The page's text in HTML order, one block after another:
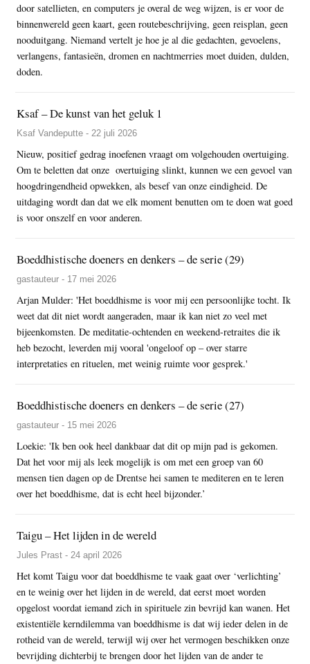
door satellieten, en computers je overal de weg wijzen, is er voor de
binnenwereld geen kaart, geen routebeschrijving, geen reisplan, geen
nooduitgang. Niemand vertelt je hoe je al die gedachten, gevoelens,
verlangens, fantasieën, dromen en nachtmerries moet duiden, dulden,
doden.
Ksaf – De kunst van het geluk 1
Ksaf Vandeputte - 22 juli 2026
Nieuw, positief gedrag inoefenen vraagt om volgehouden overtuiging.
Om te beletten dat onze overtuiging slinkt, kunnen we een gevoel van
hoogdringendheid opwekken, als besef van onze eindigheid. De
uitdaging wordt dan dat we elk moment benutten om te doen wat goed
is voor onszelf en voor anderen.
Boeddhistische doeners en denkers – de serie (29)
gastauteur - 17 mei 2026
Arjan Mulder: 'Het boeddhisme is voor mij een persoonlijke tocht. Ik
weet dat dit niet wordt aangeraden, maar ik kan niet zo veel met
bijeenkomsten. De meditatie-ochtenden en weekend-retraites die ik
heb bezocht, leverden mij vooral 'ongeloof op – over starre
interpretaties en rituelen, met weinig ruimte voor gesprek.'
Boeddhistische doeners en denkers – de serie (27)
gastauteur - 15 mei 2026
Loekie: 'Ik ben ook heel dankbaar dat dit op mijn pad is gekomen.
Dat het voor mij als leek mogelijk is om met een groep van 60
mensen tien dagen op de Drentse hei samen te mediteren en te leren
over het boeddhisme, dat is echt heel bijzonder.’
Taigu – Het lijden in de wereld
Jules Prast - 24 april 2026
Het komt Taigu voor dat boeddhisme te vaak gaat over ‘verlichting’
en te weinig over het lijden in de wereld, dat eerst moet worden
opgelost voordat iemand zich in spirituele zin bevrijd kan wanen. Het
existentiële kerndilemma van boeddhisme is dat wij ieder delen in de
rotheid van de wereld, terwijl wij over het vermogen beschikken onze
bevrijding dichterbij te brengen door het lijden van de ander te